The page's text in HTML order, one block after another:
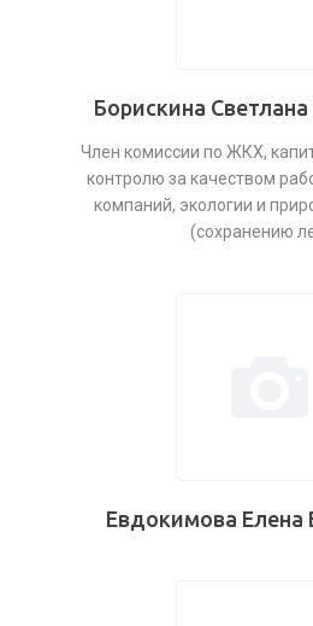
Борискина
Член комиссии по ЖКХ,
контролю за качеством
компаний, экологии и
(сохранению
Евдокимова Елена